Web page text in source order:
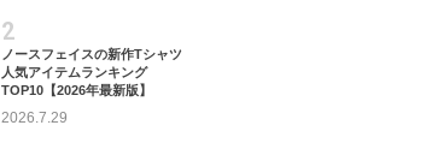
2
ノースフェイスの新作Tシャツ
人気アイテムランキング
TOP10【2026年最新版】
2026.7.29